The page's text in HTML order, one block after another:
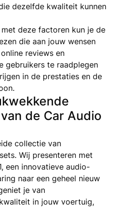
dezelfde kwaliteit kunnen
deze factoren kun je de
die aan jouw wensen
reviews en
gebruikers te raadplegen
in de prestaties en de
de Car Audio
collectie van
Wij presenteren met
een innovatieve audio-
naar een geheel nieuw
je van
in jouw voertuig,